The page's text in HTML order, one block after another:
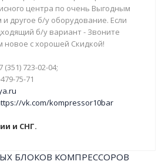
центра по очень Выгодным
другое б/у оборудование. Если
б/у вариант - Звоните
новое с хорошей Скидкой!
(351) 723-02-04;
75-71
vk.com/kompressor10bar
и СНГ.